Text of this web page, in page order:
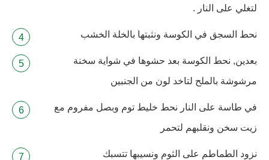
لتغلي على النار .
نحط السجق في الكوسة ونثبتها بالخلة الخشب
بعدين, نحط الكوسة بعد حشوها في شواية سخنة
مرشوشة بالملح لتاخد لون من الجنبين
في طاسة على النار نحط خليط توم وبصل مفروم مع
زيت سخن ونقلبهم لتحمر
نزود الطماطم على الثوم ونسيبها تتسبك